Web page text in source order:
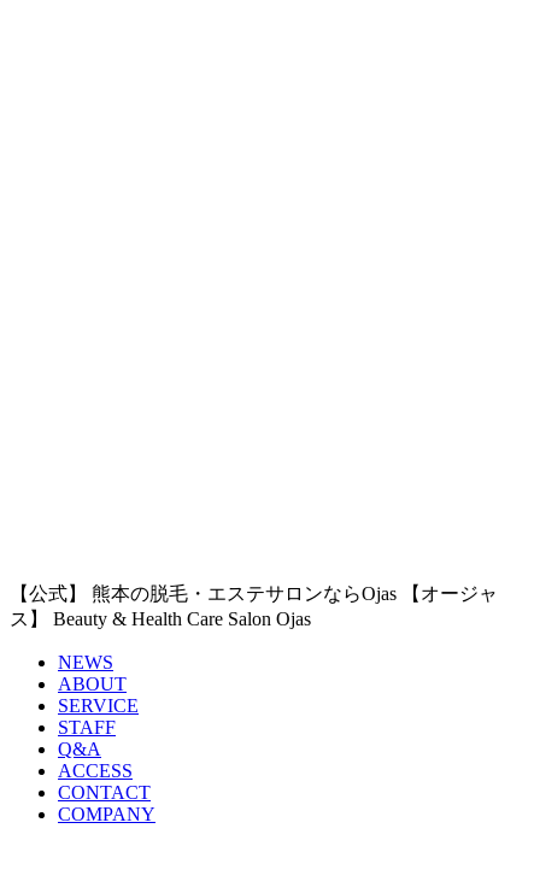
【公式】 熊本の脱毛・エステサロンならOjas 【オージャ
ス】 Beauty & Health Care Salon Ojas
NEWS
ABOUT
SERVICE
STAFF
Q&A
ACCESS
CONTACT
COMPANY